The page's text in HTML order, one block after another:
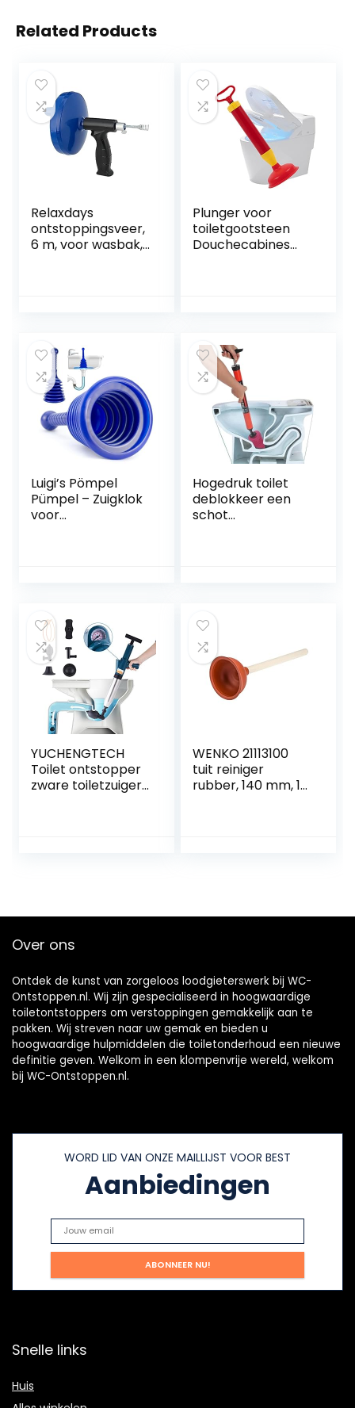
Related Products
Relaxdays
ontstoppingsveer,
6 m, voor wasbak,
Plunger voor
toiletgootsteen
Douchecabines
Hogedruktoiletzuig
er voor keuken
Badkamer
Douchebad (Red 1)
Luigi’s Pömpel
Pümpel – Zuigklok
voor
grote balg
Hogedruk toilet
deblokkeer een
schot
multifunctionele
hogedruk
toiletzuiger voor
badkamer keuken
badkuip
YUCHENGTECH
Toilet ontstopper
zware toiletzuiger
van badkuip,
WENKO 21113100
tuit reiniger
rubber, 140 mm, 14
Over ons
Ontdek de kunst van zorgeloos loodgieterswerk bij WC-
Ontstoppen.nl. Wij zijn gespecialiseerd in hoogwaardige
toiletontstoppers om verstoppingen gemakkelijk aan te
pakken. Wij streven naar uw gemak en bieden u
hoogwaardige hulpmiddelen die toiletonderhoud een nieuwe
definitie geven. Welkom in een klompenvrije wereld, welkom
bij WC-Ontstoppen.nl.
WORD LID VAN ONZE MAILLIJST VOOR BEST
Aanbiedingen
Snelle links
Huis